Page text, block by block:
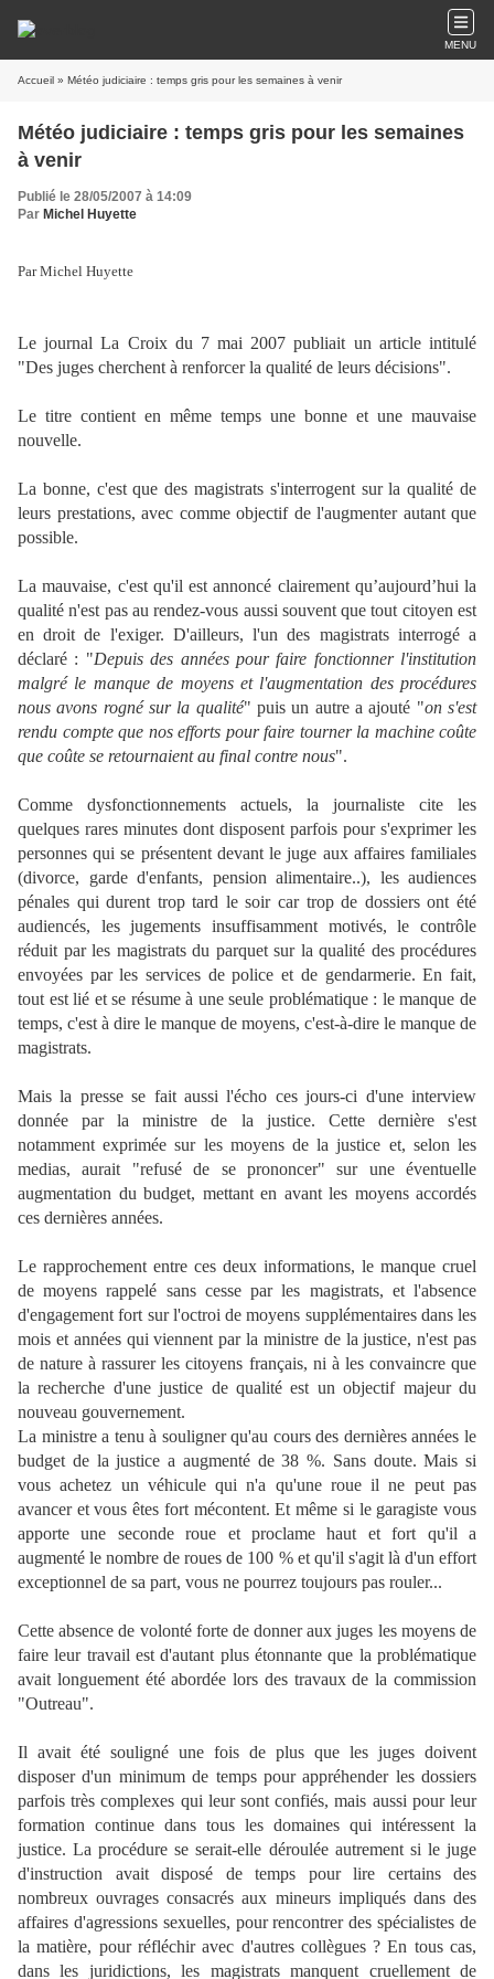
MENU
Accueil » Météo judiciaire : temps gris pour les semaines à venir
Météo judiciaire : temps gris pour les semaines
à venir
Publié le 28/05/2007 à 14:09
Par Michel Huyette
Par Michel Huyette
Le journal La Croix du 7 mai 2007 publiait un article intitulé
"Des juges cherchent à renforcer la qualité de leurs décisions".
Le titre contient en même temps une bonne et une mauvaise
nouvelle.
La bonne, c'est que des magistrats s'interrogent sur la qualité de
leurs prestations, avec comme objectif de l'augmenter autant que
possible.
La mauvaise, c'est qu'il est annoncé clairement qu’aujourd’hui la
qualité n'est pas au rendez-vous aussi souvent que tout citoyen est
en droit de l'exiger. D'ailleurs, l'un des magistrats interrogé a
déclaré : "Depuis des années pour faire fonctionner l'institution
malgré le manque de moyens et l'augmentation des procédures
nous avons rogné sur la qualité" puis un autre a ajouté "on s'est
rendu compte que nos efforts pour faire tourner la machine coûte
que coûte se retournaient au final contre nous".
Comme dysfonctionnements actuels, la journaliste cite les
quelques rares minutes dont disposent parfois pour s'exprimer les
personnes qui se présentent devant le juge aux affaires familiales
(divorce, garde d'enfants, pension alimentaire..), les audiences
pénales qui durent trop tard le soir car trop de dossiers ont été
audiencés, les jugements insuffisamment motivés, le contrôle
réduit par les magistrats du parquet sur la qualité des procédures
envoyées par les services de police et de gendarmerie. En fait,
tout est lié et se résume à une seule problématique : le manque de
temps, c'est à dire le manque de moyens, c'est-à-dire le manque de
magistrats.
Mais la presse se fait aussi l'écho ces jours-ci d'une interview
donnée par la ministre de la justice. Cette dernière s'est
notamment exprimée sur les moyens de la justice et, selon les
medias, aurait "refusé de se prononcer" sur une éventuelle
augmentation du budget, mettant en avant les moyens accordés
ces dernières années.
Le rapprochement entre ces deux informations, le manque cruel
de moyens rappelé sans cesse par les magistrats, et l'absence
d'engagement fort sur l'octroi de moyens supplémentaires dans les
mois et années qui viennent par la ministre de la justice, n'est pas
de nature à rassurer les citoyens français, ni à les convaincre que
la recherche d'une justice de qualité est un objectif majeur du
nouveau gouvernement.
La ministre a tenu à souligner qu'au cours des dernières années le
budget de la justice a augmenté de 38 %. Sans doute. Mais si
vous achetez un véhicule qui n'a qu'une roue il ne peut pas
avancer et vous êtes fort mécontent. Et même si le garagiste vous
apporte une seconde roue et proclame haut et fort qu'il a
augmenté le nombre de roues de 100 % et qu'il s'agit là d'un effort
exceptionnel de sa part, vous ne pourrez toujours pas rouler...
Cette absence de volonté forte de donner aux juges les moyens de
faire leur travail est d'autant plus étonnante que la problématique
avait longuement été abordée lors des travaux de la commission
"Outreau".
Il avait été souligné une fois de plus que les juges doivent
disposer d'un minimum de temps pour appréhender les dossiers
parfois très complexes qui leur sont confiés, mais aussi pour leur
formation continue dans tous les domaines qui intéressent la
justice. La procédure se serait-elle déroulée autrement si le juge
d'instruction avait disposé de temps pour lire certains des
nombreux ouvrages consacrés aux mineurs impliqués dans des
affaires d'agressions sexuelles, pour rencontrer des spécialistes de
la matière, pour réfléchir avec d'autres collègues ? En tous cas,
dans les juridictions, les magistrats manquent cruellement de